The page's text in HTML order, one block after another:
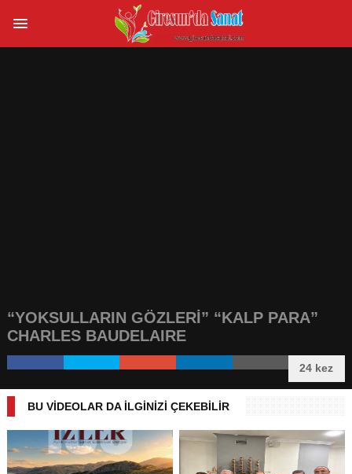
“YOKSULLARIN GÖZLERI” “KALP PARA”
CHARLES BAUDELAIRE
24 kez
BU VİDEOLAR DA İLGİNİZİ ÇEKEBİLİR